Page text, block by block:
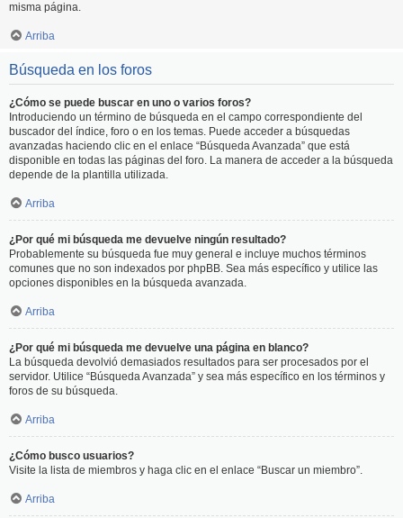
misma página.
Arriba
Búsqueda en los foros
¿Cómo se puede buscar en uno o varios foros?
Introduciendo un término de búsqueda en el campo correspondiente del
buscador del índice, foro o en los temas. Puede acceder a búsquedas
avanzadas haciendo clic en el enlace “Búsqueda Avanzada” que está
disponible en todas las páginas del foro. La manera de acceder a la búsqueda
depende de la plantilla utilizada.
Arriba
¿Por qué mi búsqueda me devuelve ningún resultado?
Probablemente su búsqueda fue muy general e incluye muchos términos
comunes que no son indexados por phpBB. Sea más específico y utilice las
opciones disponibles en la búsqueda avanzada.
Arriba
¿Por qué mi búsqueda me devuelve una página en blanco?
La búsqueda devolvió demasiados resultados para ser procesados por el
servidor. Utilice “Búsqueda Avanzada” y sea más específico en los términos y
foros de su búsqueda.
Arriba
¿Cómo busco usuarios?
Visite la lista de miembros y haga clic en el enlace “Buscar un miembro”.
Arriba